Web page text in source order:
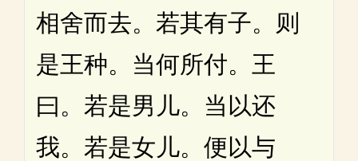
相舍而去。若其有子。则
是王种。当何所付。王
曰。若是男儿。当以还
我。若是女儿。便以与